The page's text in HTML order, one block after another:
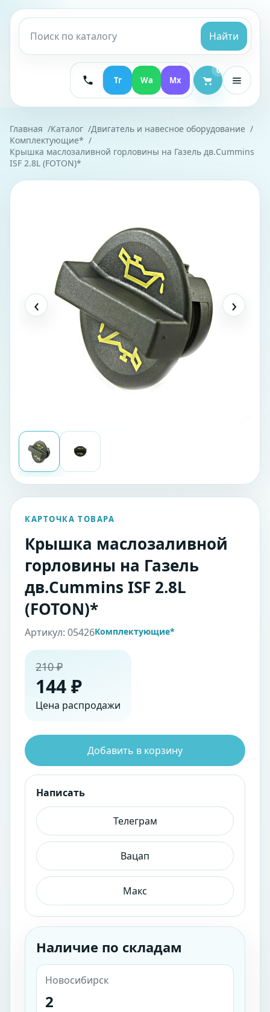
Найти
Тг Wa Mx
0
Главная Каталог
Двигатель и навесное оборудование
Комплектующие*
Крышка маслозаливной горловины на Газель дв.Cummins
ISF 2.8L (FOTON)*
‹ ›
КАРТОЧКА ТОВАРА
Крышка маслозаливной
горловины на Газель
дв.Cummins ISF 2.8L
(FOTON)*
Артикул: 05426Комплектующие*
210 ₽
144 ₽
Цена распродажи
Добавить в корзину
Написать
Телеграм
Вацап
Макс
Наличие по складам
Новосибирск
2